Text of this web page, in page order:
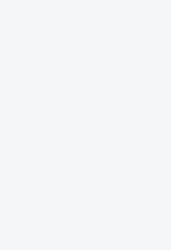
Ils ont fait les bâtards, et moi j’ai
Ils ont voulu ma part, et moi j’ai tout
En c’moment j’ai l’cafard, ouais,
Désormais, j’serai moins bavard, ils
En c’moment c’est Findus, la police
Fais pas d’boulettes dans l’Urus,
Et c’qu’ont fait les alloc’, t’inquiète,
Ici si on t’rend un service, c’est
La gadji elle fume du shit, elle a